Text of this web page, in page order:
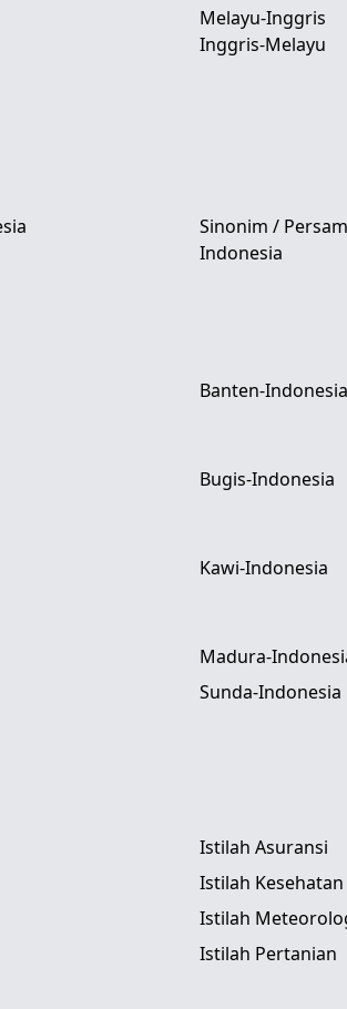
Melayu-Inggris
Inggris-Melayu
Sinonim /
Indonesia
Banten-Indonesia
Bugis-Indonesia
Kawi-Indonesia
Madura-
Sunda-Indonesia
Istilah Asuransi
Istilah Kesehatan
Istilah
Istilah Pertanian